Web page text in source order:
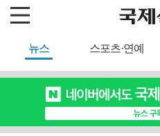
뉴스 스포츠·연예